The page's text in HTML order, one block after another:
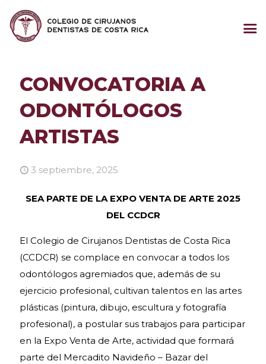
CONVOCATORIA A
ODONTÓLOGOS
ARTISTAS
3 septiembre, 2025
SEA PARTE DE LA EXPO VENTA DE ARTE 2025
DEL CCDCR
El Colegio de Cirujanos Dentistas de Costa Rica
(CCDCR) se complace en convocar a todos los
odontólogos agremiados que, además de su
ejercicio profesional, cultivan talentos en las artes
plásticas (pintura, dibujo, escultura y fotografía
profesional), a postular sus trabajos para participar
en la Expo Venta de Arte, actividad que formará
parte del Mercadito Navideño – Bazar del